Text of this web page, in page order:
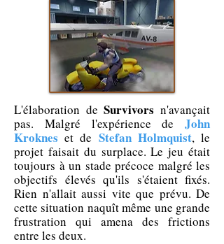
L'élaboration deSurvivors n'avançait
pas. Malgré l'expérience de John
Kroknes et de Stefan Holmquist, le
projet faisait du surplace. Le jeu était
toujours à un stade précoce malgré les
objectifs élevés qu'ils s'étaient fixés.
Rien n'allait aussi vite que prévu. De
cette situation naquît même une grande
frustration qui amena des frictions
entre les deux.